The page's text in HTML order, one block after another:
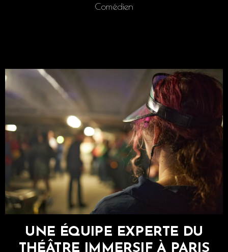
Comédien
UNE ÉQUIPE EXPERTE DU
THÉÂTRE IMMERSIF À PARIS